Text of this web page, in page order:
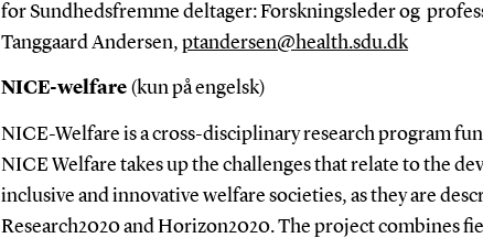
for Sundhedsfremme deltager: Forskningsleder og
Tanggaard Andersen, ptandersen@health.sdu.dk
NICE-welfare (kun på engelsk)
NICE-Welfare is a cross-disciplinary research program
NICE Welfare takes up the challenges that relate to the
inclusive and innovative welfare societies, as they are
Research2020 and Horizon2020. The project combines